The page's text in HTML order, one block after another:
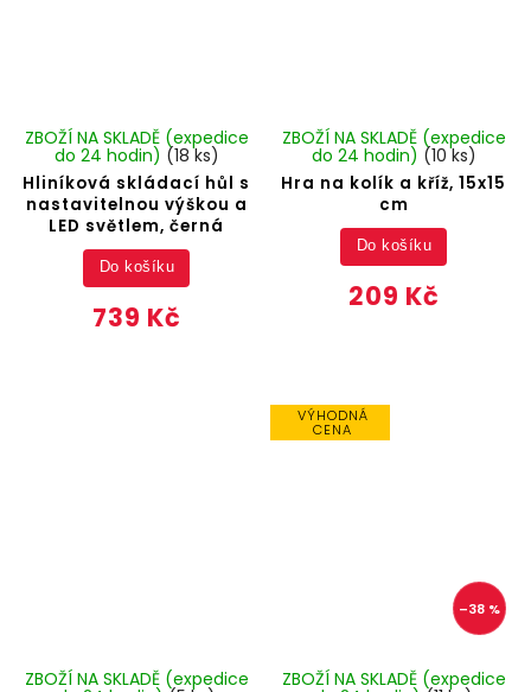
Hliníková skládací hůl s
nastavitelnou výškou a
LED světlem, černá
ZBOŽÍ NA SKLADĚ (expedice
do 24 hodin) (18 ks)
739 Kč
Do košíku
Hra na kolík a kříž, 15x15
cm
ZBOŽÍ NA SKLADĚ (expedice
do 24 hodin) (10 ks)
209 Kč
Do košíku
ZBOŽÍ NA SKLADĚ (expedice
VÝHODNÁ
CENA
–38 %
ZBOŽÍ NA SKLADĚ (expedice